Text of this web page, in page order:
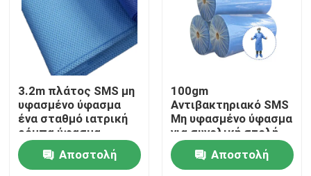
μίας χρήσης χειρουργική εσθήτα
Υφαμένο ύφασμα SMS μη
Υφαμένο ύφασμα PP μη
Μίας χρήσης εσθήτα απομόνωσης
3.2m πλάτος SMS μη
υφασμένο ύφασμα
ένα σταθμό ιατρική
ρόμπα ύφασμα
Αποστολή
100gm
Αντιβακτηριακό SMS
Μη υφασμένο ύφασμα
για συνολική στολή
καθαρισμού
Αποστολή